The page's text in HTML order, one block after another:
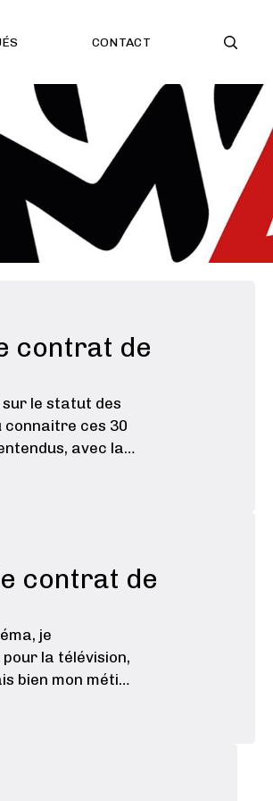
CONTACT
contrat de
le statut des
ces 30
avec la
contrat de
je
la télévision,
bien mon métier